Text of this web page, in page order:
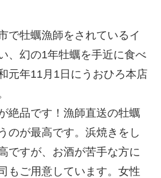
で牡蠣漁師をされているイ
、幻の1年牡蠣を手近に食べ
元年11月1日にうおひろ本店
絶品です！漁師直送の牡蠣
のが最高です。浜焼きをし
ですが、お酒が苦手な方に
もご用意しています。女性